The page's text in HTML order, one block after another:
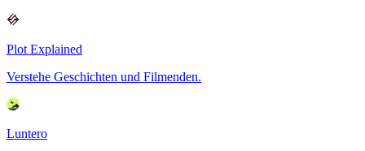
Plot Explained
Verstehe Geschichten und Filmenden.
Luntero